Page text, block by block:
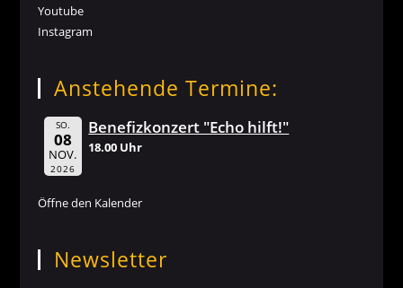
Youtube
Instagram
Anstehende Termine:
SO.
08
NOV.
2026
Benefizkonzert "Echo hilft!"
18.00 Uhr
Öffne den Kalender
Newsletter